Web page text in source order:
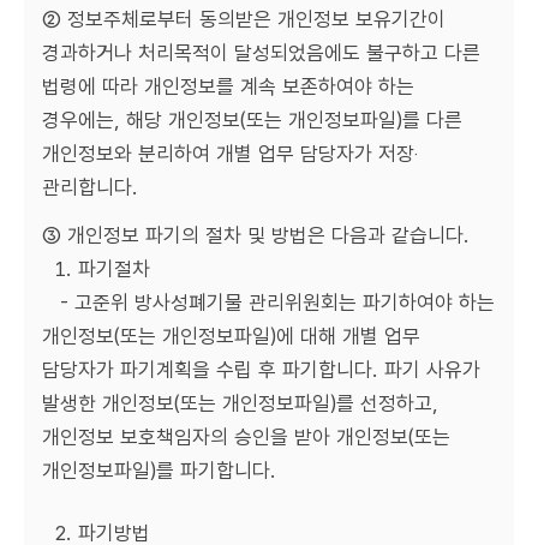
② 정보주체로부터 동의받은 개인정보 보유기간이
경과하거나 처리목적이 달성되었음에도 불구하고 다른
법령에 따라 개인정보를 계속 보존하여야 하는
경우에는, 해당 개인정보(또는 개인정보파일)를 다른
개인정보와 분리하여 개별 업무 담당자가 저장‧
관리합니다.
③ 개인정보 파기의 절차 및 방법은 다음과 같습니다.
1. 파기절차
- 고준위 방사성폐기물 관리위원회는 파기하여야 하는
개인정보(또는 개인정보파일)에 대해 개별 업무
담당자가 파기계획을 수립 후 파기합니다. 파기 사유가
발생한 개인정보(또는 개인정보파일)를 선정하고,
개인정보 보호책임자의 승인을 받아 개인정보(또는
개인정보파일)를 파기합니다.
2. 파기방법